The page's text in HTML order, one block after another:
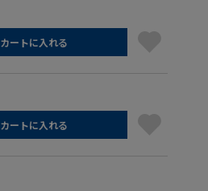
カートに入れる
カートに入れる